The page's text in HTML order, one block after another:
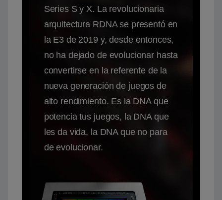
Series S y X. La revolucionaria
arquitectura RDNA se presentó en
la E3 de 2019 y, desde entonces,
no ha dejado de evolucionar hasta
convertirse en la referente de la
nueva generación de juegos de
alto rendimiento. Es la DNA que
potencia tus juegos, la DNA que
les da vida, la DNA que no para
de evolucionar.